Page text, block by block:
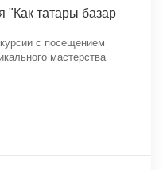
"Как татары базар
с посещением
мастерства